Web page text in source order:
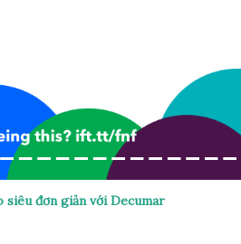
siêu đơn giản với Decumar